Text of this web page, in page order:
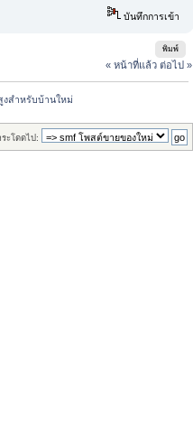
บันทึกการเข้า
พิมพ์
« หน้าที่แล้ว ต่อไป »
งสำหรับบ้านใหม่
ระโดดไป: